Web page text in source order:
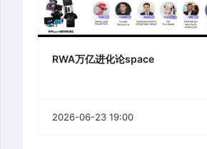
RWA万亿进化论space
2026-06-23 19:00